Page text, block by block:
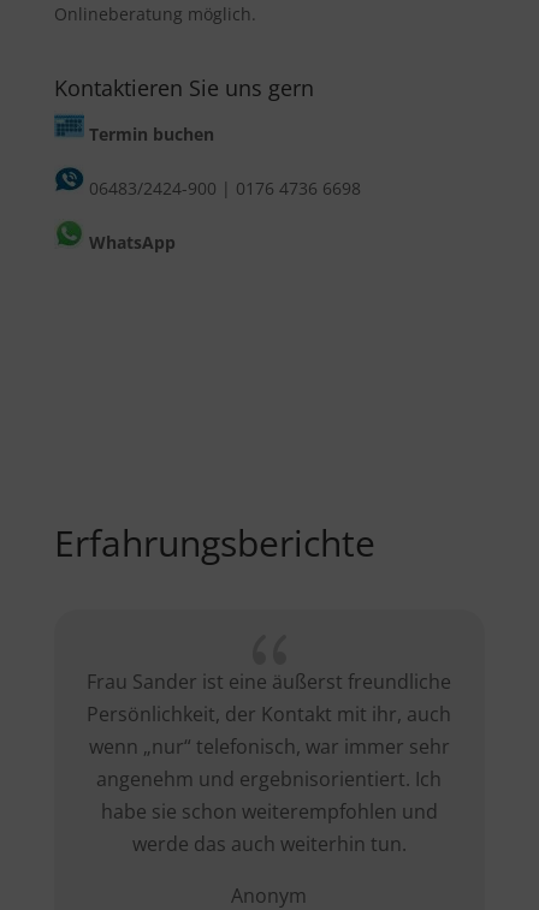
Onlineberatung möglich.
Kontaktieren Sie uns gern
Termin buchen
06483/2424-900 | 0176 4736 6698
WhatsApp
Erfahrungsberichte
Frau Sander ist eine äußerst freundliche
Persönlichkeit, der Kontakt mit ihr, auch
wenn „nur“ telefonisch, war immer sehr
angenehm und ergebnisorientiert. Ich
habe sie schon weiterempfohlen und
werde das auch weiterhin tun.
Anonym